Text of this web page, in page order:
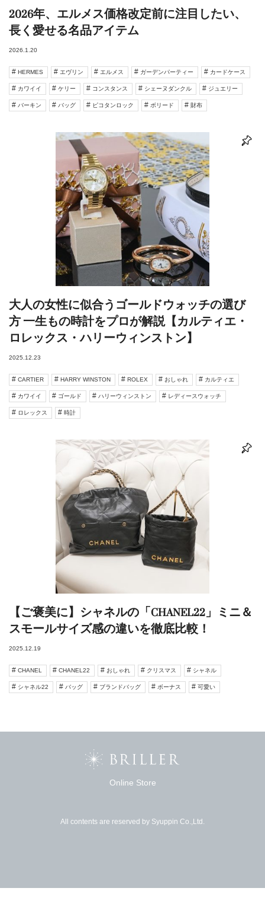
2026年、エルメス価格改定前に注目したい、
長く愛せる名品アイテム
2026.1.20
HERMES エヴリン エルメス ガーデンパーティー カードケース
カワイイ ケリー コンスタンス シェーヌダンクル ジュエリー
バーキン バッグ ピコタンロック ボリード 財布
大人の女性に似合うゴールドウォッチの選び
方 一生もの時計をプロが解説【カルティエ・
ロレックス・ハリーウィンストン】
2025.12.23
CARTIER HARRY WINSTON ROLEX おしゃれ カルティエ
カワイイ ゴールド ハリーウィンストン レディースウォッチ
ロレックス 時計
【ご褒美に】シャネルの「CHANEL22」ミニ＆
スモールサイズ感の違いを徹底比較！
2025.12.19
CHANEL CHANEL22 おしゃれ クリスマス シャネル
シャネル22 バッグ ブランドバッグ ボーナス 可愛い
Online Store
All contents are reserved by Syuppin Co.,Ltd.